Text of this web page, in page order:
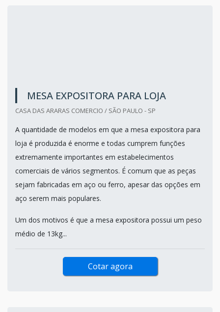
MESA EXPOSITORA PARA LOJA
CASA DAS ARARAS COMERCIO / SÃO PAULO - SP
A quantidade de modelos em que a mesa expositora para
loja é produzida é enorme e todas cumprem funções
extremamente importantes em estabelecimentos
comerciais de vários segmentos. É comum que as peças
sejam fabricadas em aço ou ferro, apesar das opções em
aço serem mais populares.
Um dos motivos é que a mesa expositora possui um peso
médio de 13kg...
Cotar agora